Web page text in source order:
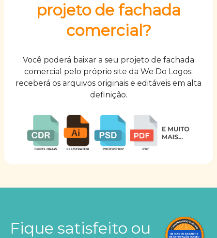
projeto de fachada
comercial?
Você poderá baixar a seu projeto de fachada
comercial pelo próprio site da We Do Logos:
receberá os arquivos originais e editáveis em alta
definição.
Fique satisfeito ou